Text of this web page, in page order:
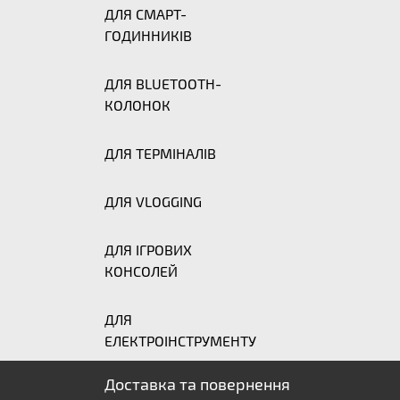
ДЛЯ СМАРТ-
ГОДИННИКІВ
ДЛЯ BLUETOOTH-
КОЛОНОК
ДЛЯ ТЕРМІНАЛІВ
ДЛЯ VLOGGING
ДЛЯ ІГРОВИХ
КОНСОЛЕЙ
ДЛЯ
ЕЛЕКТРОІНСТРУМЕНТУ
Доставка та повернення